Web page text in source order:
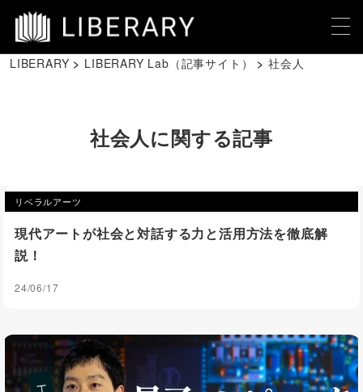
LIBERARY LIBERARY Lab（記事サイト） 社会人
社会人に関する記事
リベラルアーツ
現代アートが社会と対話する力と活用方法を徹底解
説！
24/06/17